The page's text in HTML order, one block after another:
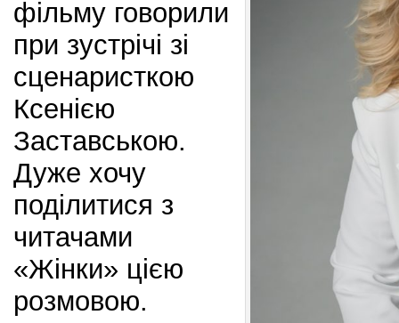
фільму говорили
при зустрічі зі
сценаристкою
Ксенією
Заставською.
Дуже хочу
поділитися з
читачами
«Жінки» цією
розмовою.